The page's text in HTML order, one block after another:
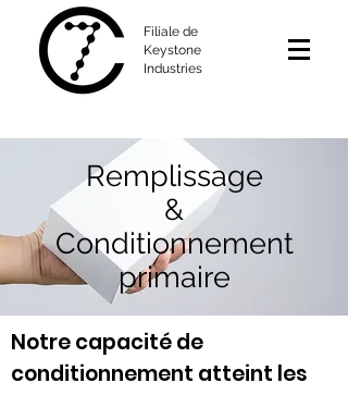
Filiale de
Keystone
Industries
Remplissage
&
Conditionnement
primaire
Notre capacité de
conditionnement atteint les